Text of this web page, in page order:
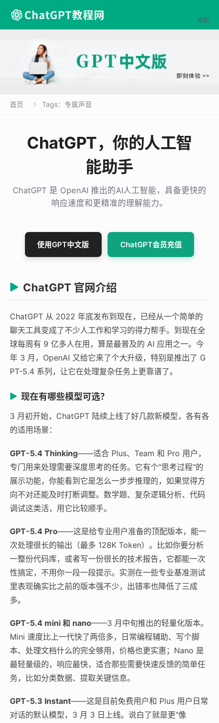
导航
首页  Tags：专属声音
ChatGPT，你的人工智
能助手
ChatGPT 是 OpenAI 推出的AI人工智能，具备更快的
响应速度和更精准的理解能力。
使用GPT中文版 ChatGPT会员充值
ChatGPT 官网介绍
ChatGPT 从 2022 年底发布到现在，已经从一个简单的
聊天工具变成了不少人工作和学习的得力帮手。到现在全
球每周有 9 亿多人在用，算是最普及的 AI 应用之一。今
年 3 月，OpenAI 又给它来了个大升级，特别是推出了 G
PT-5.4 系列，让它在处理复杂任务上更靠谱了。
现在有哪些模型可选？
3 月初开始，ChatGPT 陆续上线了好几款新模型，各有各
的适用场景：
GPT-5.4 Thinking——适合 Plus、Team 和 Pro 用户，
专门用来处理需要深度思考的任务。它有个"思考过程"的
展示功能，你能看到它是怎么一步步推理的，如果觉得方
向不对还能及时打断调整。数学题、复杂逻辑分析、代码
调试这类活，用它比较顺手。
GPT-5.4 Pro——这是给专业用户准备的顶配版本，能一
次处理很长的输出（最多 128K Token）。比如你要分析
一整份代码库，或者写一份很长的技术报告，它都能一次
性搞定，不用你一段一段提示。实测在一些专业基准测试
里表现确实比之前的版本强不少，出错率也降低了三成
多。
GPT-5.4 mini 和 nano——3 月中旬推出的轻量化版本。
Mini 速度比上一代快了两倍多，日常编程辅助、写个脚
本、处理文档什么的完全够用，价格也更实惠；Nano 是
最轻量级的，响应最快，适合那些需要快速反馈的简单任
务，比如分类数据、提取关键信息。
GPT-5.3 Instant——这是目前免费用户和 Plus 用户日常
对话的默认模型，3 月 3 日上线。说白了就是更"像